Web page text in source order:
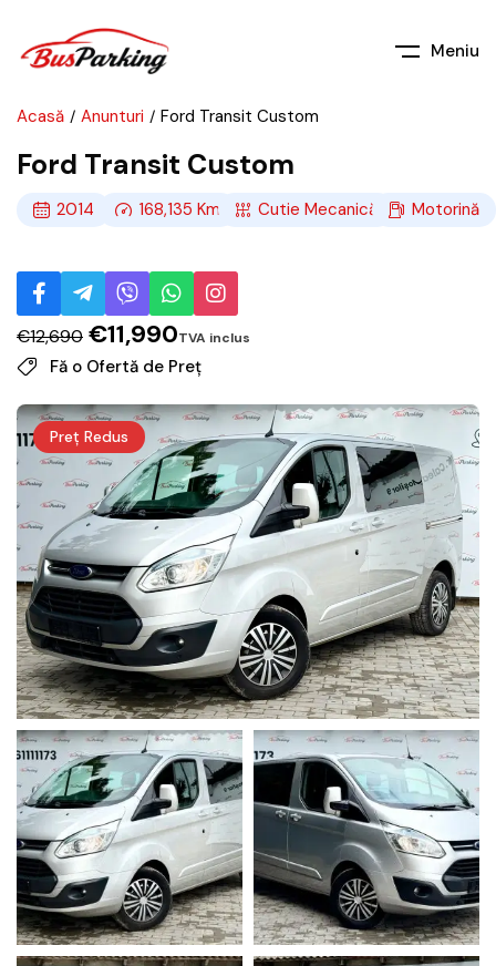
Meniu
Acasă Anunturi Ford Transit Custom
Ford Transit Custom
2014 168,135 Km Cutie Mecanică Motorină
€12,690 €11,990
Fă o Ofertă de Preț
Preț Redus